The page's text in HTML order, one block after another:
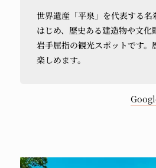
世界遺産 「平泉」を代表する名
はじめ、 歴史ある建造物や文化
岩手屈指の観光スポットです。
楽しめます。